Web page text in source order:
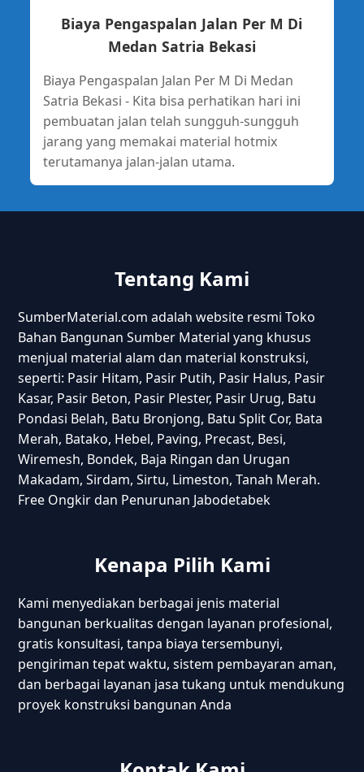
Biaya Pengaspalan Jalan Per M Di
Medan Satria Bekasi
Biaya Pengaspalan Jalan Per M Di Medan
Satria Bekasi - Kita bisa perhatikan hari ini
pembuatan jalan telah sungguh-sungguh
jarang yang memakai material hotmix
terutamanya jalan-jalan utama.
Tentang Kami
SumberMaterial.com adalah website resmi Toko
Bahan Bangunan Sumber Material yang khusus
menjual material alam dan material konstruksi,
seperti: Pasir Hitam, Pasir Putih, Pasir Halus, Pasir
Kasar, Pasir Beton, Pasir Plester, Pasir Urug, Batu
Pondasi Belah, Batu Bronjong, Batu Split Cor, Bata
Merah, Batako, Hebel, Paving, Precast, Besi,
Wiremesh, Bondek, Baja Ringan dan Urugan
Makadam, Sirdam, Sirtu, Limeston, Tanah Merah.
Free Ongkir dan Penurunan Jabodetabek
Kenapa Pilih Kami
Kami menyediakan berbagai jenis material
bangunan berkualitas dengan layanan profesional,
gratis konsultasi, tanpa biaya tersembunyi,
pengiriman tepat waktu, sistem pembayaran aman,
dan berbagai layanan jasa tukang untuk mendukung
proyek konstruksi bangunan Anda